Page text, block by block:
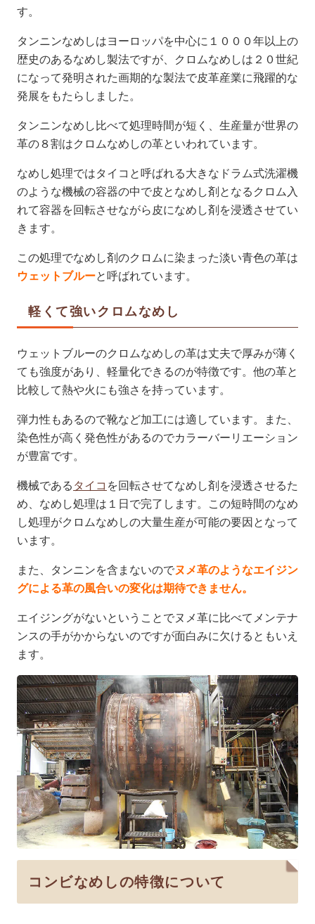
す。
タンニンなめしはヨーロッパを中心に１０００年以上の
歴史のあるなめし製法ですが、クロムなめしは２０世紀
になって発明された画期的な製法で皮革産業に飛躍的な
発展をもたらしました。
タンニンなめし比べて処理時間が短く、生産量が世界の
革の８割はクロムなめしの革といわれています。
なめし処理ではタイコと呼ばれる大きなドラム式洗濯機
のような機械の容器の中で皮となめし剤となるクロム入
れて容器を回転させながら皮になめし剤を浸透させてい
きます。
この処理でなめし剤のクロムに染まった淡い青色の革は
ウェットブルーと呼ばれています。
軽くて強いクロムなめし
ウェットブルーのクロムなめしの革は丈夫で厚みが薄く
ても強度があり、軽量化できるのが特徴です。他の革と
比較して熱や火にも強さを持っています。
弾力性もあるので靴など加工には適しています。また、
染色性が高く発色性があるのでカラーバーリエーション
が豊富です。
機械である タイコ を回転させてなめし剤を浸透させるた
め、なめし処理は１日で完了します。この短時間のなめ
し処理がクロムなめしの大量生産が可能の要因となって
います。
また、タンニンを含まないのでヌメ革のようなエイジン
グによる革の風合いの変化は期待できません。
エイジングがないということでヌメ革に比べてメンテナ
ンスの手がかからないのですが面白みに欠けるともいえ
ます。
コンビなめしの特徴について